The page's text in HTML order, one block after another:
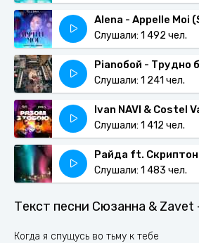
Слушали: 1 492 чел.
Pianoбой - Трудно
Слушали: 1 241 чел.
Слушали: 1 412 чел.
Слушали: 1 483 чел.
Текст песни Сюзанна & Zavet
Когда я спущусь во тьму к тебе